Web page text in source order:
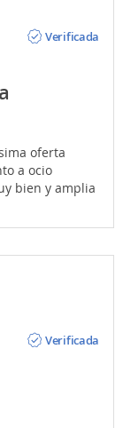
Verificada
oferta
a ocio
bien y amplia
Verificada